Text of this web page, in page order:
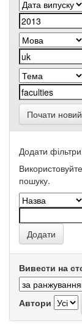
Почати
Додати
пошуку.
Вивести на
Автори